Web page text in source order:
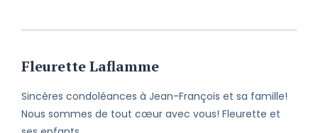
Fleurette Laflamme
Sincères condoléances à Jean-François et sa famille!
Nous sommes de tout cœur avec vous! Fleurette et